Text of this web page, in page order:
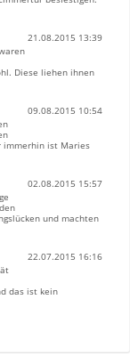
21.08.2015 13:39
Diese liehen ihnen
09.08.2015 10:54
immerhin ist Maries
02.08.2015 15:57
und machten
22.07.2015 16:16
das ist kein